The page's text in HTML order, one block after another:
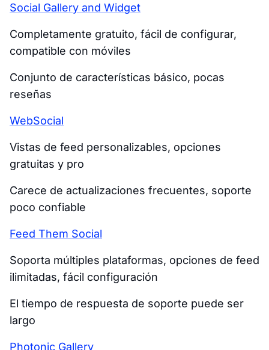
Social Gallery and Widget
Completamente gratuito, fácil de configurar,
compatible con móviles
Conjunto de características básico, pocas
reseñas
WebSocial
Vistas de feed personalizables, opciones
gratuitas y pro
Carece de actualizaciones frecuentes, soporte
poco confiable
Feed Them Social
Soporta múltiples plataformas, opciones de feed
ilimitadas, fácil configuración
El tiempo de respuesta de soporte puede ser
largo
Photonic Gallery